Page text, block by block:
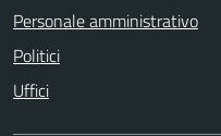
Personale amministrativo
Politici
Uffici